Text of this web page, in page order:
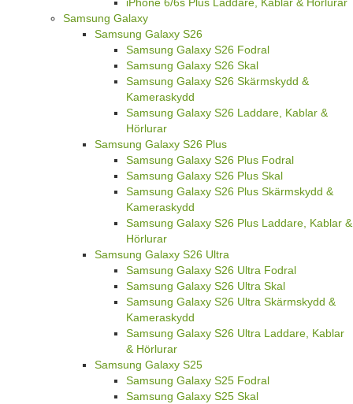
Samsung Galaxy
Samsung Galaxy S26
Samsung Galaxy S26 Fodral
Samsung Galaxy S26 Skal
Samsung Galaxy S26 Skärmskydd &
Kameraskydd
Samsung Galaxy S26 Laddare, Kablar &
Hörlurar
Samsung Galaxy S26 Plus
Samsung Galaxy S26 Plus Fodral
Samsung Galaxy S26 Plus Skal
Samsung Galaxy S26 Plus Skärmskydd &
Kameraskydd
Samsung Galaxy S26 Plus Laddare, Kablar &
Hörlurar
Samsung Galaxy S26 Ultra
Samsung Galaxy S26 Ultra Fodral
Samsung Galaxy S26 Ultra Skal
Samsung Galaxy S26 Ultra Skärmskydd &
Kameraskydd
Samsung Galaxy S26 Ultra Laddare, Kablar
& Hörlurar
Samsung Galaxy S25
Samsung Galaxy S25 Fodral
Samsung Galaxy S25 Skal